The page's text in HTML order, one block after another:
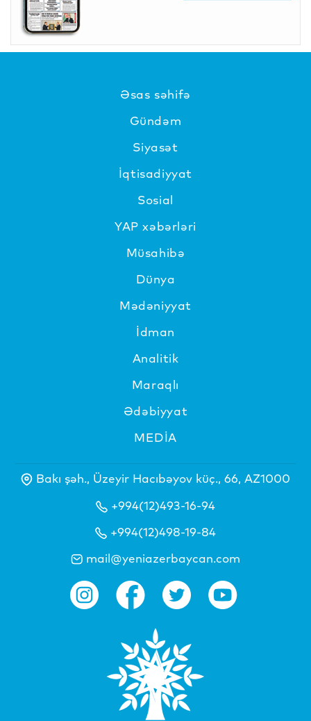
Əsas səhifə
Gündəm
Siyasət
İqtisadiyyat
Sosial
YAP xəbərləri
Müsahibə
Dünya
Mədəniyyat
İdman
Analitik
Maraqlı
Ədəbiyyat
MEDİA
Bakı şəh., Üzeyir Hacıbəyov küç., 66, AZ1000
+994(12)493-16-94
+994(12)498-19-84
mail@yeniazerbaycan.com